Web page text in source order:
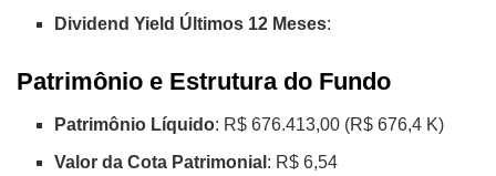
Dividend Yield Últimos 12 Meses:
Patrimônio e Estrutura do Fundo
Patrimônio Líquido: R$ 676.413,00 (R$ 676,4 K)
Valor da Cota Patrimonial : R$ 6,54